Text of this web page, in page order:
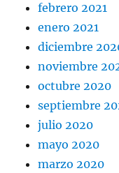
febrero 2021
enero 2021
diciembre
noviembre
octubre 2020
septiembre
julio 2020
mayo 2020
marzo 2020